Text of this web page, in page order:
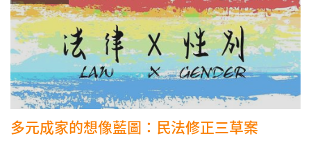
多元成家的想像藍圖：民法修正三草案